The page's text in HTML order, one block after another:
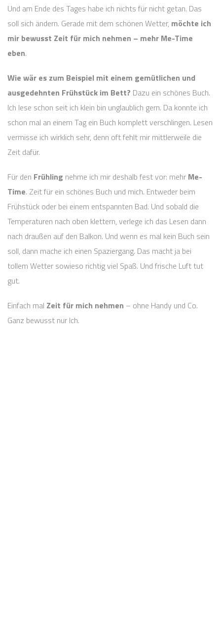
Und am Ende des Tages habe ich nichts für nicht getan. Das
soll sich ändern. Gerade mit dem schönen Wetter, möchte ich
mir bewusst Zeit für mich nehmen – mehr Me-Time
eben.
Wie wär es zum Beispiel mit einem gemütlichen und
ausgedehnten Frühstück im Bett? Dazu ein schönes Buch.
Ich lese schon seit ich klein bin unglaublich gern. Da konnte ich
schon mal an einem Tag ein Buch komplett verschlingen. Lesen
vermisse ich wirklich sehr, denn oft fehlt mir mittlerweile die
Zeit dafür.
Für den Frühling nehme ich mir deshalb fest vor: mehr Me-
Time. Zeit für ein schönes Buch und mich. Entweder beim
Frühstück oder bei einem entspannten Bad. Und sobald die
Temperaturen nach oben klettern, verlege ich das Lesen dann
nach draußen auf den Balkon. Und wenn es mal kein Buch sein
soll, dann mache ich einen Spaziergang. Das macht ja bei
tollem Wetter sowieso richtig viel Spaß. Und frische Luft tut
gut.
Einfach mal Zeit für mich nehmen – ohne Handy und Co.
Ganz bewusst nur Ich.